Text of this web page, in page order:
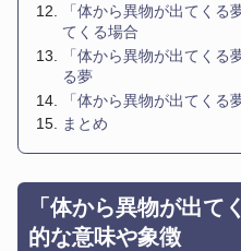
「体から異物が出てくる
てくる場合
「体から異物が出てくる
る夢
「体から異物が出てくる
まとめ
「体から異物が出て
的な意味や象徴